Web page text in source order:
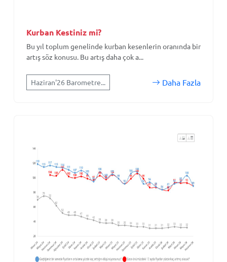
Kurban Kestiniz mi?
Bu yıl toplum genelinde kurban kesenlerin oranında bir
artış söz konusu. Bu artış daha çok a...
Haziran'26 Barometre... Daha Fazla